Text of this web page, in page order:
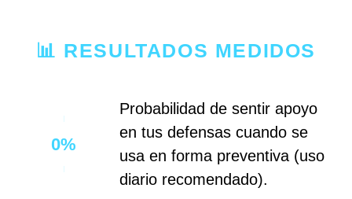
📊 RESULTADOS MEDIDOS
0%
Probabilidad de sentir apoyo
en tus defensas cuando se
usa en forma preventiva (uso
diario recomendado).